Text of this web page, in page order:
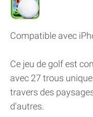
Compatible avec
Ce jeu de golf est
avec 27 trous
travers des
d'autres.